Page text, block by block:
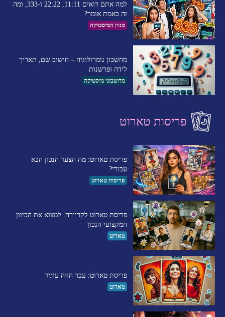
למה אתם רואים 11:11, 22:22 ו-333, ומה
זה באמת אומר?
מגזין המיסטיקה
מחשבון נומרולוגיה – חישוב שם, תאריך
לידה ופרשנות
מחשבוני מיסטיקה
פריסות טארוט
פריסת טארוט: מה הצעד הנכון הבא
עבורי?
פריסות טארוט
פריסת טארוט לקריירה: למצוא את הכיוון
המקצועי הנכון
טארוט
פריסת טארוט: עבר הווה עתיד
טארוט